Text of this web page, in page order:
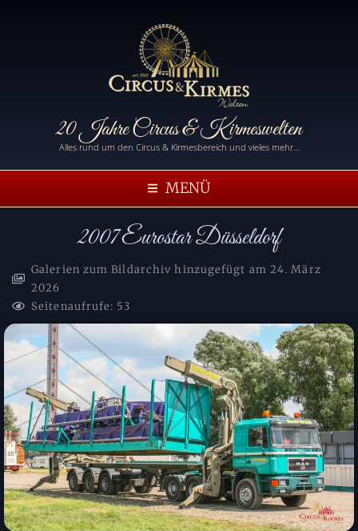
20 Jahre Circus & Kirmeswelten
Alles rund um den Circus & Kirmesbereich und vieles mehr…
MENÜ
2007 Eurostar Düsseldorf
Galerien zum Bildarchiv hinzugefügt am 24. März
2026
Seitenaufrufe: 53